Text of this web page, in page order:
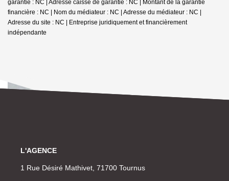
délivrance : NC | Caisse de garantie financière : NC. | N° de caisse de
garantie : NC | Adresse caisse de garantie : NC | Montant de la garantie
financière : NC | Nom du médiateur : NC | Adresse du médiateur : NC |
Adresse du site : NC |
L'AGENCE